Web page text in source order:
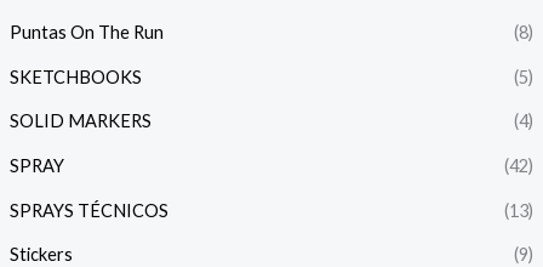
Puntas On The Run (8)
SKETCHBOOKS (5)
SOLID MARKERS (4)
SPRAY (42)
SPRAYS TÉCNICOS (13)
Stickers (9)